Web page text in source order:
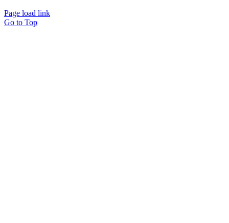
Page load link
Go to Top